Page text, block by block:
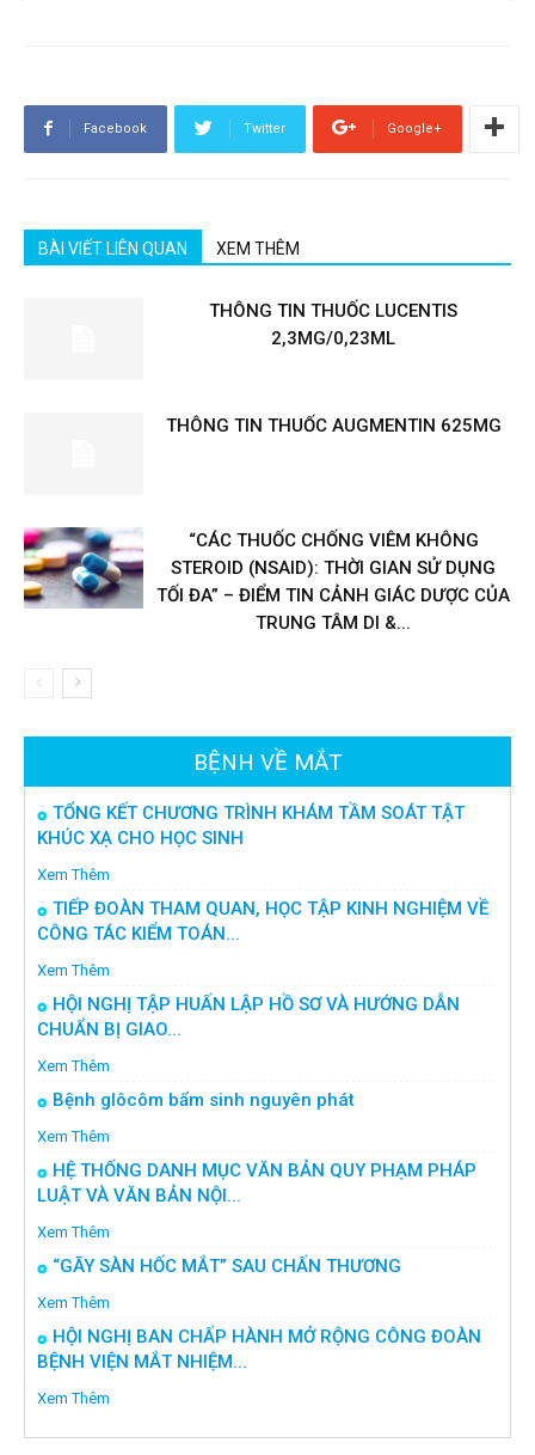
Facebook Twitter Google+
BÀI VIẾT LIÊN QUAN XEM THÊM
THÔNG TIN THUỐC LUCENTIS
2,3MG/0,23ML
THÔNG TIN THUỐC AUGMENTIN 625MG
“CÁC THUỐC CHỐNG VIÊM KHÔNG
STEROID (NSAID): THỜI GIAN SỬ DỤNG
TỐI ĐA” – ĐIỂM TIN CẢNH GIÁC DƯỢC CỦA
TRUNG TÂM DI &...
BỆNH VỀ MẮT
TỔNG KẾT CHƯƠNG TRÌNH KHÁM TẦM SOÁT TẬT
KHÚC XẠ CHO HỌC SINH
Xem Thêm
TIẾP ĐOÀN THAM QUAN, HỌC TẬP KINH NGHIỆM VỀ
CÔNG TÁC KIỂM TOÁN...
Xem Thêm
HỘI NGHỊ TẬP HUẤN LẬP HỒ SƠ VÀ HƯỚNG DẪN
CHUẨN BỊ GIAO...
Xem Thêm
Bệnh glôcôm bẩm sinh nguyên phát
Xem Thêm
HỆ THỐNG DANH MỤC VĂN BẢN QUY PHẠM PHÁP
LUẬT VÀ VĂN BẢN NỘI...
Xem Thêm
“GÃY SÀN HỐC MẮT” SAU CHẤN THƯƠNG
Xem Thêm
HỘI NGHỊ BAN CHẤP HÀNH MỞ RỘNG CÔNG ĐOÀN
BỆNH VIỆN MẮT NHIỆM...
Xem Thêm